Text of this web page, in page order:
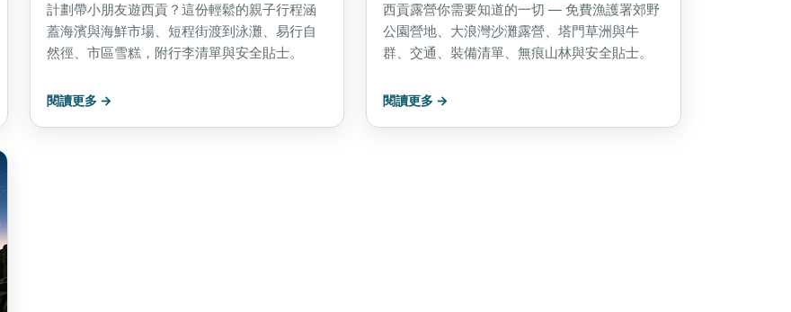
計劃帶小朋友遊西貢？這份輕鬆的親子行程涵
蓋海濱與海鮮市場、短程街渡到泳灘、易行自
然徑、市區雪糕，附行李清單與安全貼士。
閱讀更多 →
西貢露營你需要知道的一切 — 免費漁護署郊野
公園營地、大浪灣沙灘露營、塔門草洲與牛
群、交通、裝備清單、無痕山林與安全貼士。
閱讀更多 →